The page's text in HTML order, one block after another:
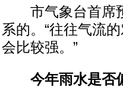
市气象台首席预
系的。“往往气流
会比较强。”
今年雨水是否